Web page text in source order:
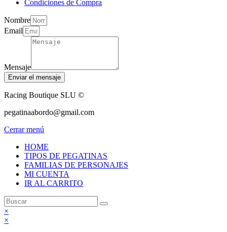
Condiciones de Compra
Nombre
Email
Mensaje
Enviar el mensaje
Racing Boutique SLU ©
pegatinaabordo@gmail.com
Cerrar menú
HOME
TIPOS DE PEGATINAS
FAMILIAS DE PERSONAJES
MI CUENTA
IR AL CARRITO
×
×